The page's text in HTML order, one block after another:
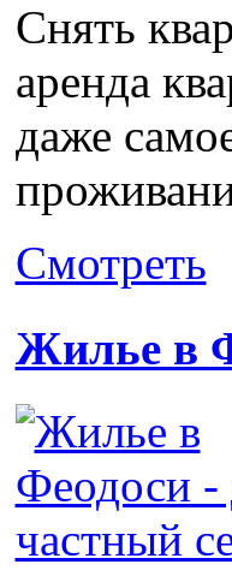
Снять
аренда
даже
Смотреть
Жилье в